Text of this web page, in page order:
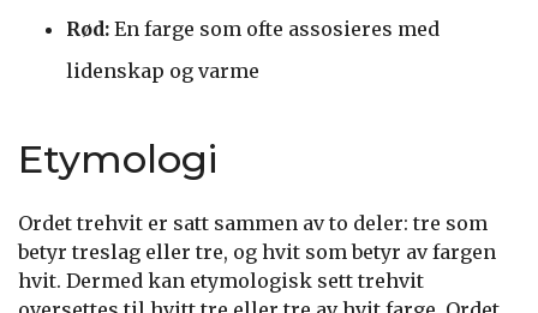
Rød: En farge som ofte assosieres med
lidenskap og varme
Etymologi
Ordet trehvit er satt sammen av to deler: tre som
betyr treslag eller tre, og hvit som betyr av fargen
hvit. Dermed kan etymologisk sett trehvit